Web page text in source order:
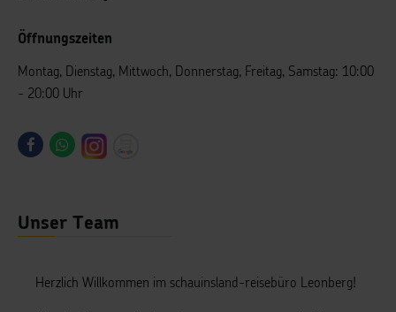
Öffnungszeiten
Montag, Dienstag, Mittwoch, Donnerstag, Freitag, Samstag: 10:00
- 20:00 Uhr
Unser Team
Herzlich Willkommen im schauinsland-reisebüro Leonberg!